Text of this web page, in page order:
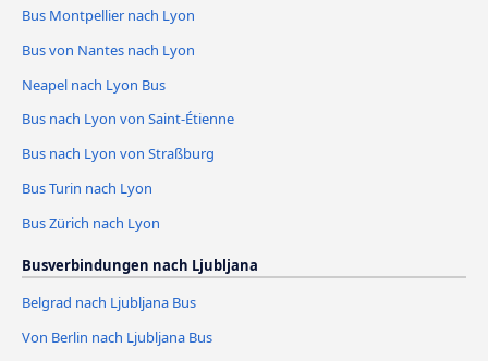
Bus Montpellier nach Lyon
Bus von Nantes nach Lyon
Neapel nach Lyon Bus
Bus nach Lyon von Saint-Étienne
Bus nach Lyon von Straßburg
Bus Turin nach Lyon
Bus Zürich nach Lyon
Busverbindungen nach Ljubljana
Belgrad nach Ljubljana Bus
Von Berlin nach Ljubljana Bus